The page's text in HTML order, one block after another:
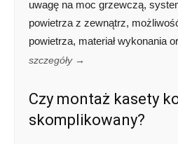
uwagę na moc grzewczą,
powietrza z zewnątrz,
powietrza, materiał wykonania
szczegóły →
Czy montaż kasety
skomplikowany?